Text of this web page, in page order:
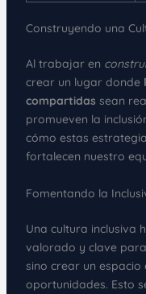
Construyendo una
Al trabajar en
crear un lugar donde
compartidas sean
promueven la
cómo estas
fortalecen nuestro
Fomentando la
Una cultura inclusiva
valorado y clave
sino crear un
oportunidades. Esto